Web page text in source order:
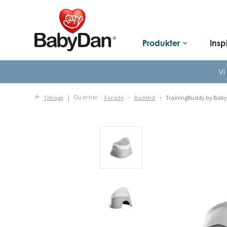
Produkter keyboard_arrow_down
Vi
Tilbage Du er her: Forside Badetid TrainingBuddy by